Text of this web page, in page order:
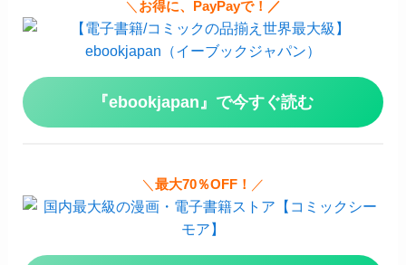
＼ お得に、PayPayで！／
『ebookjapan』で今すぐ読む
＼ 最大70％OFF！ ／